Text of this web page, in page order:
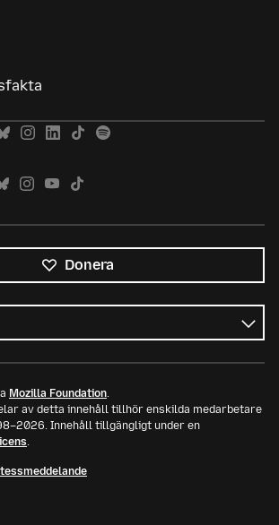
Donera
Mozilla Foundation.
av detta innehåll tillhör enskilda medarbetare
Innehåll tillgängligt under en
.